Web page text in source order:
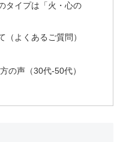
タイプは「火・心の
（よくあるご質問）
の声（30代-50代）